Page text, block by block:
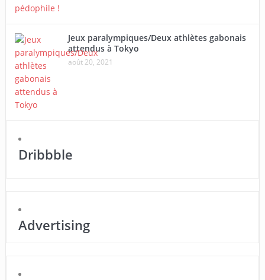
Jeux paralympiques/Deux athlètes gabonais
attendus à Tokyo
août 20, 2021
Dribbble
Advertising